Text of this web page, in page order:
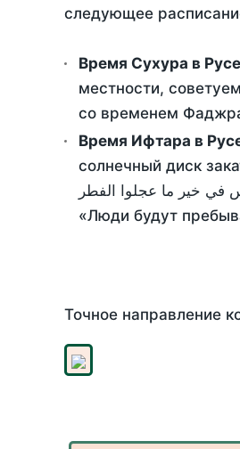
следующее
Время Сухура в
местности,
со временем
Время Ифтара в
солнечный диск
في خير ما عجلوا الفطر
«Люди будут
Точное направление